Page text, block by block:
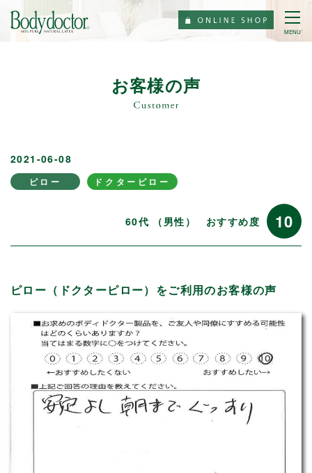
MENU
お客様の声
2021-06-08
ピロー ドクターピロー
60代 （男性） おすすめ度 10
ピロー（ドクターピロー）をご利用のお客様の声